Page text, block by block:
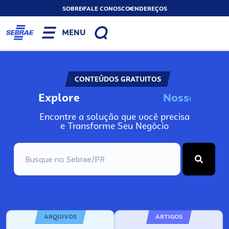
SOBREFALE CONOSCOENDEREÇOS
MENU
CONTEÚDOS GRATUITOS
Explore Nosso
Encontre a solução que você precisa
e Transforme Seu Negócio
ARQUIVOS ARTIGOS